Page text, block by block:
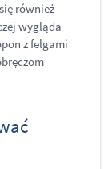
również
wygląda
z felgami